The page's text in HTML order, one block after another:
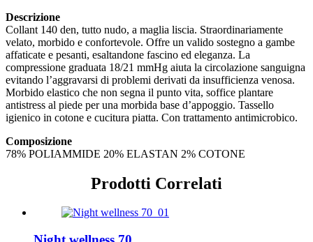
Descrizione
Collant 140 den, tutto nudo, a maglia liscia. Straordinariamente
velato, morbido e confortevole. Offre un valido sostegno a gambe
affaticate e pesanti, esaltandone fascino ed eleganza. La
compressione graduata 18/21 mmHg aiuta la circolazione sanguigna
evitando l’aggravarsi di problemi derivati da insufficienza venosa.
Morbido elastico che non segna il punto vita, soffice plantare
antistress al piede per una morbida base d’appoggio. Tassello
igienico in cotone e cucitura piatta. Con trattamento antimicrobico.
Composizione
78% POLIAMMIDE 20% ELASTAN 2% COTONE
Prodotti Correlati